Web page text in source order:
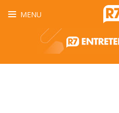
MENU